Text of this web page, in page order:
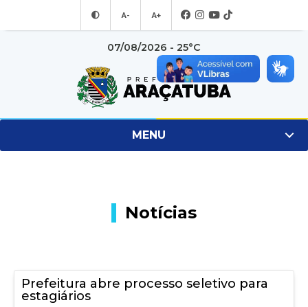
A- A+
07/08/2026 - 25°C
MENU
Notícias
Prefeitura abre processo seletivo para
estagiários